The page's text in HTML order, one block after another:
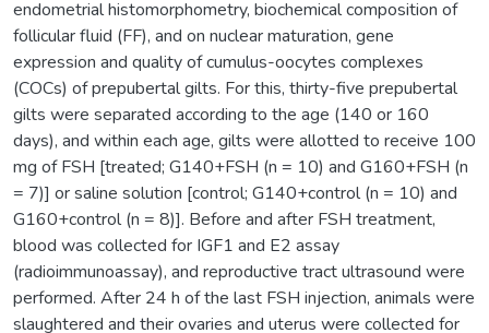
endometrial histomorphometry, biochemical composition of
follicular fluid (FF), and on nuclear maturation, gene
expression and quality of cumulus-oocytes complexes
(COCs) of prepubertal gilts. For this, thirty-five prepubertal
gilts were separated according to the age (140 or 160
days), and within each age, gilts were allotted to receive 100
mg of FSH [treated; G140+FSH (n = 10) and G160+FSH (n
= 7)] or saline solution [control; G140+control (n = 10) and
G160+control (n = 8)]. Before and after FSH treatment,
blood was collected for IGF1 and E2 assay
(radioimmunoassay), and reproductive tract ultrasound were
performed. After 24 h of the last FSH injection, animals were
slaughtered and their ovaries and uterus were collected for